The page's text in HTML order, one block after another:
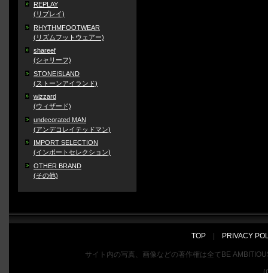
REPLAY
(リプレイ)
RHYTHMFOOTWEAR
(リズムフットウェアー)
shareef
(シャリーフ)
STONEISLAND
(ストーンアイランド)
wizzard
(ウィザード)
undecorated MAN
(アンデコレイテッドマン)
IMPORT SELECTION
(インポートセレクション)
OTHER BRAND
(その他)
TOP PRIVACY
サイト内の写真、画像などの著作権は全てBE